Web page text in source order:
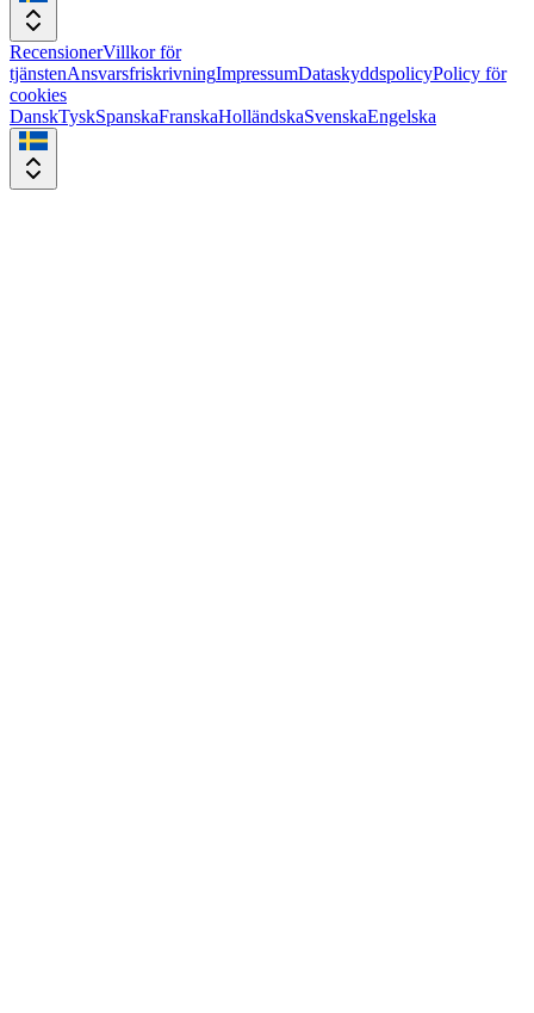
RecensionerVillkor för
tjänstenAnsvarsfriskrivningImpressumDataskyddspolicyPolicy för
cookies
DanskTyskSpanskaFranskaHolländskaSvenskaEngelska